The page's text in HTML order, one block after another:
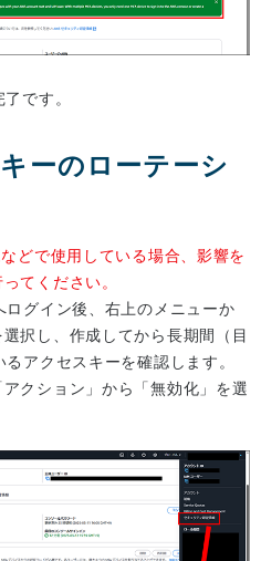
です。
ーのローテーシ
どで使用している場合、影響を
てください。
グイン後、右上のメニューか
択し、作成してから長期間（目
アクセスキーを確認します。
クション」から「無効化」を選